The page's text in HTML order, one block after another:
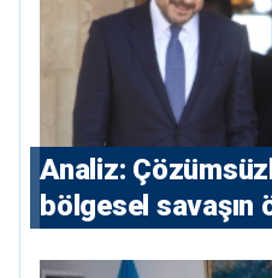
Analiz:
bölgesel savaşın